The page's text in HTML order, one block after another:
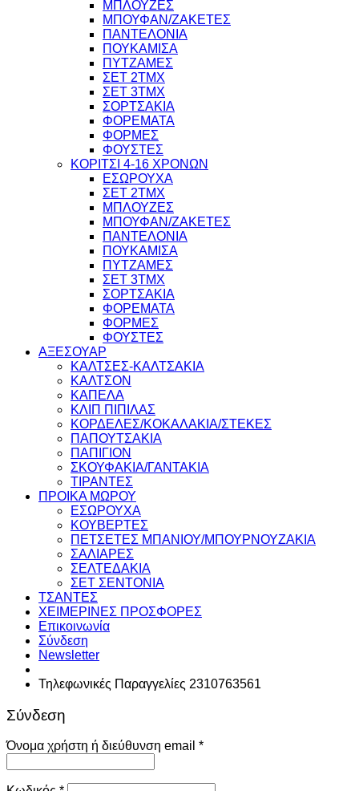
ΜΠΛΟΥΖΕΣ
ΜΠΟΥΦΑΝ/ΖΑΚΕΤΕΣ
ΠΑΝΤΕΛΟΝΙΑ
ΠΟΥΚΑΜΙΣΑ
ΠΥΤΖΑΜΕΣ
ΣΕΤ 2ΤΜΧ
ΣΕΤ 3ΤΜΧ
ΣΟΡΤΣΑΚΙΑ
ΦΟΡΕΜΑΤΑ
ΦΟΡΜΕΣ
ΦΟΥΣΤΕΣ
ΚΟΡΙΤΣΙ 4-16 ΧΡΟΝΩΝ
ΕΣΩΡΟΥΧΑ
ΣΕΤ 2ΤΜΧ
ΜΠΛΟΥΖΕΣ
ΜΠΟΥΦΑΝ/ΖΑΚΕΤΕΣ
ΠΑΝΤΕΛΟΝΙΑ
ΠΟΥΚΑΜΙΣΑ
ΠΥΤΖΑΜΕΣ
ΣΕΤ 3ΤΜΧ
ΣΟΡΤΣΑΚΙΑ
ΦΟΡΕΜΑΤΑ
ΦΟΡΜΕΣ
ΦΟΥΣΤΕΣ
ΑΞΕΣΟΥΑΡ
ΚΑΛΤΣΕΣ-ΚΑΛΤΣΑΚΙΑ
ΚΑΛΤΣΟΝ
ΚΑΠΕΛΑ
ΚΛΙΠ ΠΙΠΙΛΑΣ
ΚΟΡΔΕΛΕΣ/ΚΟΚΑΛΑΚΙΑ/ΣΤΕΚΕΣ
ΠΑΠΟΥΤΣΑΚΙΑ
ΠΑΠΙΓΙΟΝ
ΣΚΟΥΦΑΚΙΑ/ΓΑΝΤΑΚΙΑ
ΤΙΡΑΝΤΕΣ
ΠΡΟΙΚΑ ΜΩΡΟΥ
ΕΣΩΡΟΥΧΑ
ΚΟΥΒΕΡΤΕΣ
ΠΕΤΣΕΤΕΣ ΜΠΑΝΙΟΥ/ΜΠΟΥΡΝΟΥΖΑΚΙΑ
ΣΑΛΙΑΡΕΣ
ΣΕΛΤΕΔΑΚΙΑ
ΣΕΤ ΣΕΝΤΟΝΙΑ
ΤΣΑΝΤΕΣ
ΧΕΙΜΕΡΙΝΕΣ ΠΡΟΣΦΟΡΕΣ
Επικοινωνία
Σύνδεση
Newsletter
Τηλεφωνικές Παραγγελίες 2310763561
Σύνδεση
Όνομα χρήστη ή διεύθυνση email *Απαιτείται